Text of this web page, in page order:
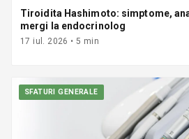
Tiroidita Hashimoto: simptome,
mergi la endocrinolog
17 iul. 2026 •5 min
SFATURI GENERALE